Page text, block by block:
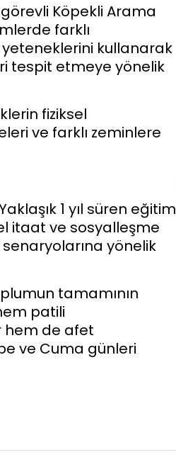
Köpekli Arama
farklı
kullanarak
tespit etmeye yönelik
fiziksel
ve farklı zeminlere
1 yıl süren eğitim
itaat ve sosyalleşme
yönelik
tamamının
patili
hem de afet
ve Cuma günleri